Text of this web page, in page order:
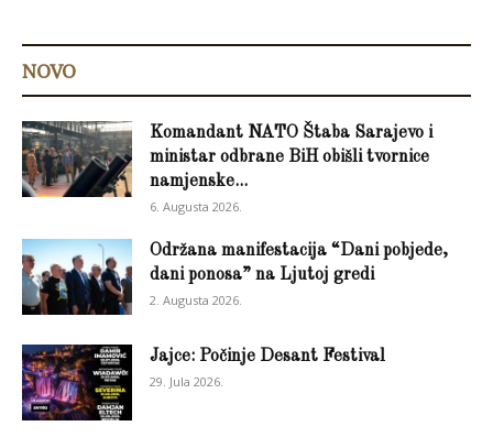
NOVO
Komandant NATO Štaba Sarajevo i
ministar odbrane BiH obišli tvornice
namjenske...
6. Augusta 2026.
Održana manifestacija “Dani pobjede,
dani ponosa” na Ljutoj gredi
2. Augusta 2026.
Jajce: Počinje Desant Festival
29. Jula 2026.